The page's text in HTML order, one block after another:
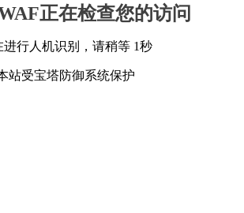
正在检查您的访问
进行人机识别，请稍等 1秒
站受宝塔防御系统保护